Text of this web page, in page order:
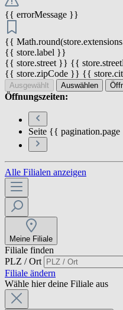
{{ errorMessage }}
{{
{{ store.label }}
{{ store.street }} {{
{{ store.zipCode }} {{
Ausgewählt Auswählen
Öffnungszeiten:
Seite {{
Alle Filialen anzeigen
Meine Filiale
Filiale finden
PLZ / Ort
Filiale ändern
Wähle hier deine Filiale aus